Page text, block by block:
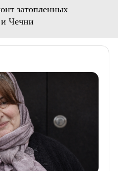
затопленных
Чечни